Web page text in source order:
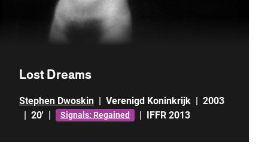
Lost Dreams
Stephen Dwoskin | Verenigd Koninkrijk | 2003
| 20' | Signals: Regained | IFFR 2013